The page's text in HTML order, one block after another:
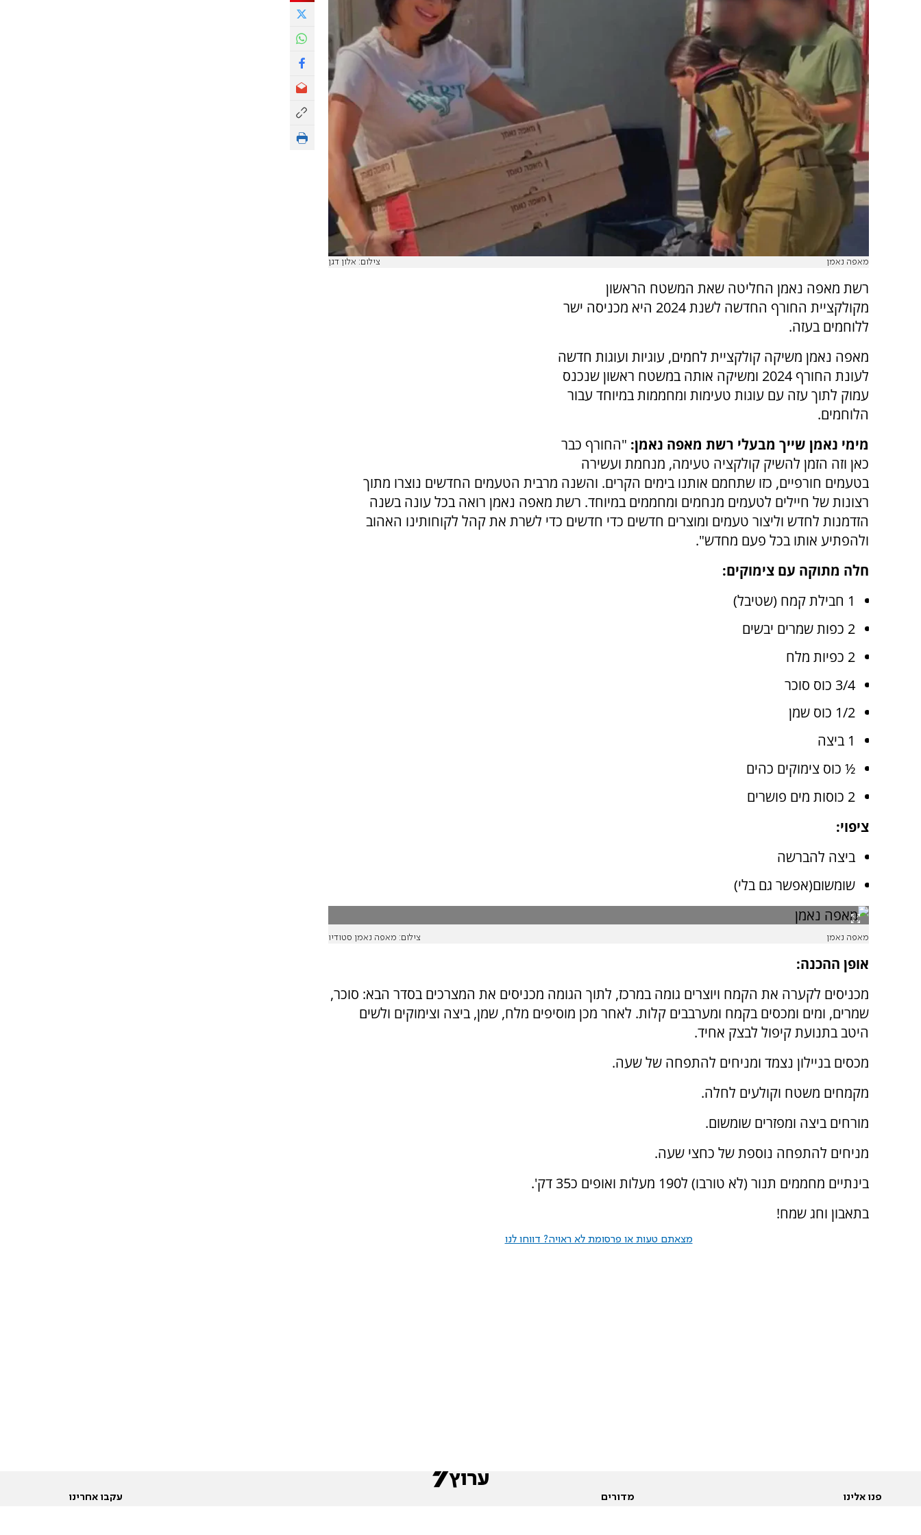
מאפה נאמן צילום: אלון דגן
רשת מאפה נאמן החליטה שאת המשטח הראשון
מקולקציית החורף החדשה לשנת 2024 היא מכניסה ישר
ללוחמים בעזה.
מאפה נאמן משיקה קולקציית לחמים, עוגיות ועוגות חדשה
לעונת החורף 2024 ומשיקה אותה במשטח ראשון שנכנס
עמוק לתוך עזה עם עוגות טעימות ומחממות במיוחד עבור
הלוחמים.
מימי נאמן שייך מבעלי רשת מאפה נאמן: "החורף כבר
כאן וזה הזמן להשיק קולקציה טעימה, מנחמת ועשירה
בטעמים חורפיים, כזו שתחמם אותנו בימים הקרים. והשנה מרבית הטעמים החדשים נוצרו מתוך
רצונות של חיילים לטעמים מנחמים ומחממים במיוחד. רשת מאפה נאמן רואה בכל עונה בשנה
הזדמנות לחדש וליצור טעמים ומוצרים חדשים כדי חדשים כדי לשרת את קהל לקוחותינו האהוב
ולהפתיע אותו בכל פעם מחדש".
חלה מתוקה עם צימוקים:
1 חבילת קמח (שטיבל)
2 כפות שמרים יבשים
2 כפיות מלח
3/4 כוס סוכר
1/2 כוס שמן
1 ביצה
½ כוס צימוקים כהים
2 כוסות מים פושרים
ציפוי:
ביצה להברשה
שומשום(אפשר גם בלי)
מאפה נאמן צילום: מאפה נאמן סטודיו
אופן ההכנה:
מכניסים לקערה את הקמח ויוצרים גומה במרכז, לתוך הגומה מכניסים את המצרכים בסדר הבא: סוכר,
שמרים, ומים ומכסים בקמח ומערבבים קלות. לאחר מכן מוסיפים מלח, שמן, ביצה וצימוקים ולשים
היטב בתנועת קיפול לבצק אחיד.
מכסים בניילון נצמד ומניחים להתפחה של שעה.
מקמחים משטח וקולעים לחלה.
מורחים ביצה ומפזרים שומשום.
מניחים להתפחה נוספת של כחצי שעה.
בינתיים מחממים תנור (לא טורבו) ל190 מעלות ואופים כ35 דק'.
בתאבון וחג שמח!
מצאתם טעות או פרסומת לא ראויה? דווחו לנו
פנו אלינו מדורים עקבו אחרינו